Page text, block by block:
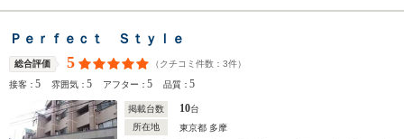
Ｐｅｒｆｅｃｔ Ｓｔｙｌｅ
総合評価 5 （クチコミ件数： 3件）
接客：5 雰囲気：5 アフター：5 品質：5
掲載台数 10台
所在地
東京都 多摩